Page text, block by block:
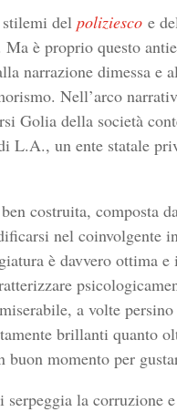
stilemi delpoliziesco e
è proprio questo
narrazione dimessa e
Nell’arco
Golia della società
L.A., un ente statale
costruita, composta
nel coinvolgente
è davvero ottima
a volte
brillanti quanto
momento per
la corruzione